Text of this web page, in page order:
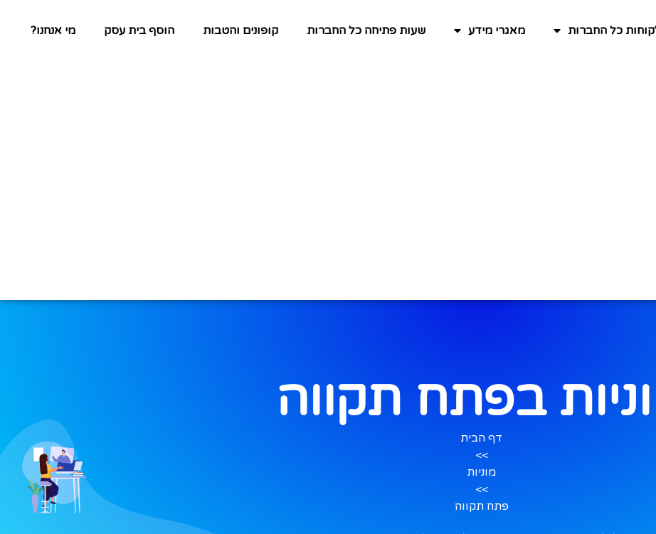
כל החברות מאגרי מידע שעות פתיחה כל החברות קופונים והטבות הוסף בית עסק מי אנחנו?
בפתח תקווה
דף הבית
>>
מוניות
>>
פתח תקווה